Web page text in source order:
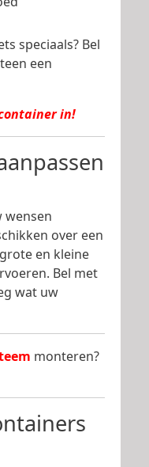
speciaals? Bel
een
in!
wensen
over een
en kleine
Bel met
wat uw
monteren?